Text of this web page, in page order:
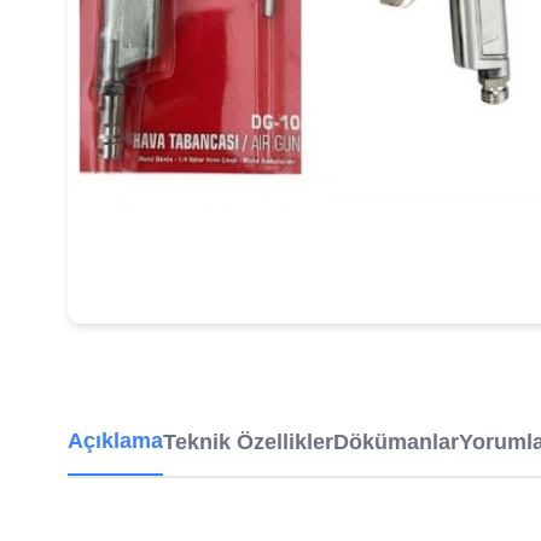
AçıklamaTeknik ÖzelliklerDökümanlar